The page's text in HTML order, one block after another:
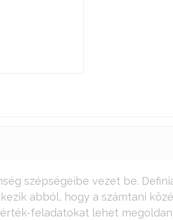
szépségeibe vezet be.
abból, hogy a számtani
feladatokat lehet